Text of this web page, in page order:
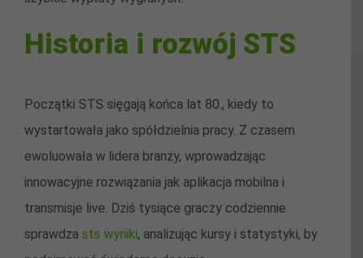
Historia i rozwój STS
Początki STS sięgają końca lat 80., kiedy to
wystartowała jako spółdzielnia pracy. Z czasem
ewoluowała w lidera branży, wprowadzając
innowacyjne rozwiązania jak aplikacja mobilna i
transmisje live. Dziś tysiące graczy codziennie
sprawdza sts wyniki, analizując kursy i statystyki, by